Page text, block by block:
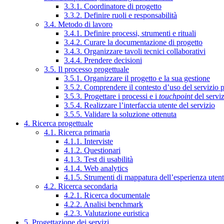
3.3.1. Coordinatore di progetto
3.3.2. Definire ruoli e responsabilità
3.4. Metodo di lavoro
3.4.1. Definire processi, strumenti e rituali
3.4.2. Curare la documentazione di progetto
3.4.3. Organizzare tavoli tecnici collaborativi
3.4.4. Prendere decisioni
3.5. Il processo progettuale
3.5.1. Organizzare il progetto e la sua gestione
3.5.2. Comprendere il contesto d’uso del servizio
3.5.3. Progettare i processi e i touchpointdel
3.5.4. Realizzare l’interfaccia utente del servizio
3.5.5. Validare la soluzione ottenuta
4. Ricerca progettuale
4.1. Ricerca primaria
4.1.1. Interviste
4.1.2. Questionari
4.1.3. Test di usabilità
4.1.4. Web analytics
4.1.5. Strumenti di mappatura dell’esperienza
4.2. Ricerca secondaria
4.2.1. Ricerca documentale
4.2.2. Analisi benchmark
4.2.3. Valutazione euristica
5. Progettazione dei servizi